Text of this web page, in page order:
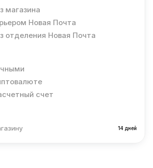
магазина
Новая Почта
отделения Новая Почта
счет
14 дней